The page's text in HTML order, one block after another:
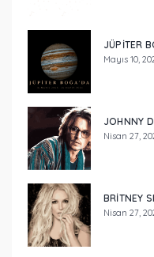
JÜPİTER
Mayıs 10,
JOHNNY
Nisan 27,
BRİTNEY
Nisan 27,